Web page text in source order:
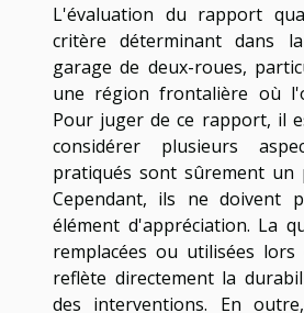
L'évaluation du rapport
critère déterminant dans
garage de deux-roues,
une région frontalière où
Pour juger de ce rapport, il
considérer plusieurs
pratiqués sont sûrement un
Cependant, ils ne doivent
élément d'appréciation. La
remplacées ou utilisées lors
reflète directement la
des interventions. En